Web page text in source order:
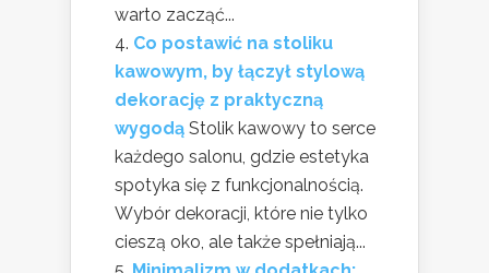
warto zacząć...
Co postawić na stoliku
kawowym, by łączył stylową
dekorację z praktyczną
wygodą Stolik kawowy to serce
każdego salonu, gdzie estetyka
spotyka się z funkcjonalnością.
Wybór dekoracji, które nie tylko
cieszą oko, ale także spełniają...